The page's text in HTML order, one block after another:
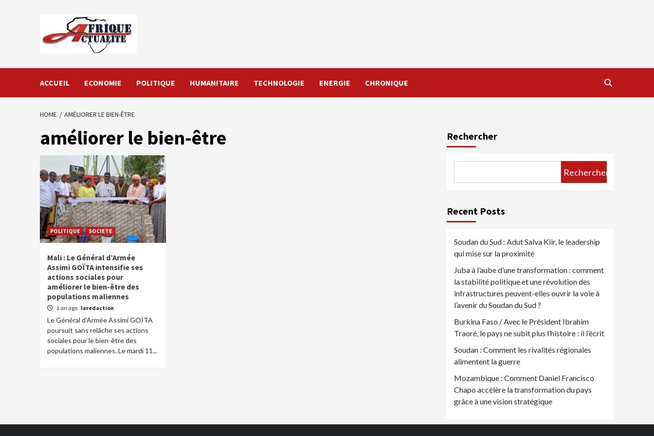
ACCUEIL ECONOMIE POLITIQUE HUMANITAIRE TECHNOLOGIE ENERGIE CHRONIQUE
HOME AMÉLIORER LE BIEN-ÊTRE
améliorer le bien-être
POLITIQUE SOCIETE
Mali : Le Général d’Armée
Assimi GOÏTA intensifie ses
actions sociales pour
améliorer le bien-être des
populations maliennes
1 an ago laredaction
Le Général d’Armée Assimi GOÏTA
poursuit sans relâche ses actions
sociales pour le bien-être des
populations maliennes. Le mardi 11...
Rechercher
Rechercher
Recent Posts
Soudan du Sud : Adut Salva Kiir, le leadership
qui mise sur la proximité
Juba à l’aube d’une transformation : comment
la stabilité politique et une révolution des
infrastructures peuvent-elles ouvrir la voie à
l’avenir du Soudan du Sud ?
Burkina Faso / Avec le Président Ibrahim
Traoré, le pays ne subit plus l’histoire : il l’écrit
Soudan : Comment les rivalités régionales
alimentent la guerre
Mozambique : Comment Daniel Francisco
Chapo accélère la transformation du pays
grâce à une vision stratégique